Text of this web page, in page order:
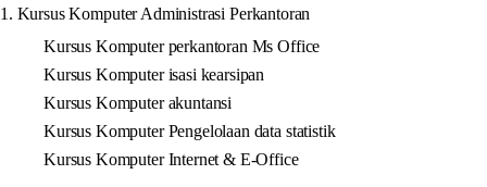
1. Kursus Komputer Administrasi Perkantoran
Kursus Komputer perkantoran Ms Office
Kursus Komputer isasi kearsipan
Kursus Komputer akuntansi
Kursus Komputer Pengelolaan data statistik
Kursus Komputer Internet & E-Office